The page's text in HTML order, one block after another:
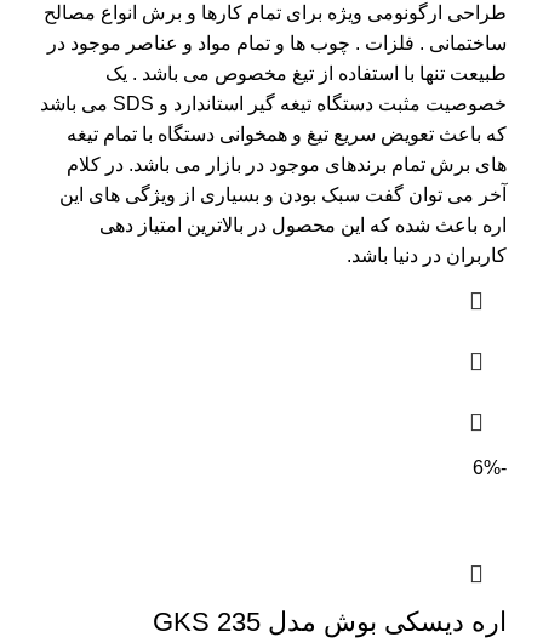
طراحی ارگونومی ویژه برای تمام کارها و برش انواع مصالح
ساختمانی . فلزات . چوب ها و تمام مواد و عناصر موجود در
طبیعت تنها با استفاده از تیغ مخصوص می باشد . یک
خصوصیت مثبت دستگاه تیغه گیر استاندارد و SDS می باشد
که باعث تعویض سریع تیغ و همخوانی دستگاه با تمام تیغه
های برش تمام برندهای موجود در بازار می باشد. در کلام
آخر می توان گفت سبک بودن و بسیاری از ویژگی های این
اره باعث شده که این محصول در بالاترین امتیاز دهی
کاربران در دنیا باشد.
-6%
اره دیسکی بوش مدل GKS 235